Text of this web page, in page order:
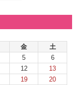
金
土
5
6
12
13
19
20